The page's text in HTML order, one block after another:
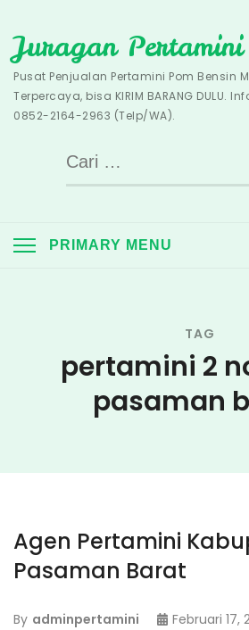
to
content
Juragan Pertamini
Pusat Penjualan Pertamini Pom Bensin
Terpercaya, bisa KIRIM BARANG DULU.
0852-2164-2963 (Telp/WA).
Cari
untuk:
PRIMARY MENU
TAG
pertamini 2
pasaman
Agen Pertamini
Pasaman Barat
By adminpertamini
Februari 17,